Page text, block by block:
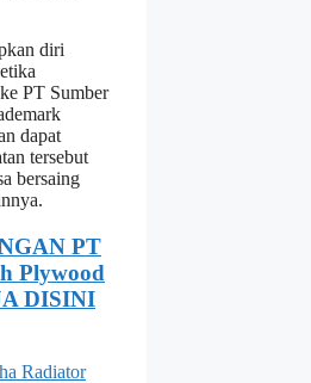
diri
PT Sumber
dapat
tersebut
bersaing
PT
Plywood
DISINI
Radiator